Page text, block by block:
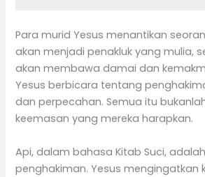
Para murid Yesus menantikan
akan menjadi penakluk yang mulia,
akan membawa damai dan
Yesus berbicara tentang
dan perpecahan. Semua itu
keemasan yang mereka harapkan.
Api, dalam bahasa Kitab Suci,
penghakiman. Yesus mengingatkan